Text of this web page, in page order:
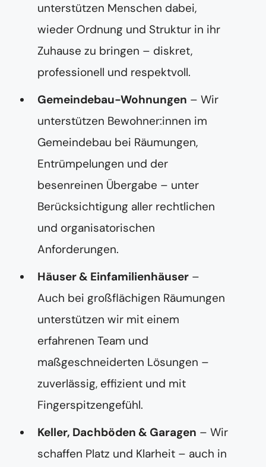
unterstützen Menschen dabei,
wieder Ordnung und Struktur in ihr
Zuhause zu bringen – diskret,
professionell und respektvoll.
Gemeindebau-Wohnungen – Wir
unterstützen Bewohner:innen im
Gemeindebau bei Räumungen,
Entrümpelungen und der
besenreinen Übergabe – unter
Berücksichtigung aller rechtlichen
und organisatorischen
Anforderungen.
Häuser & Einfamilienhäuser –
Auch bei großflächigen Räumungen
unterstützen wir mit einem
erfahrenen Team und
maßgeschneiderten Lösungen –
zuverlässig, effizient und mit
Fingerspitzengefühl.
Keller, Dachböden & Garagen – Wir
schaffen Platz und Klarheit – auch in